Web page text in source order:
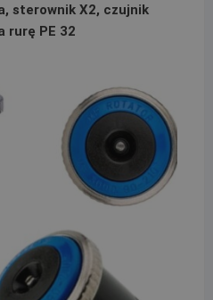
sterownik X2, czujnik
rurę PE 32